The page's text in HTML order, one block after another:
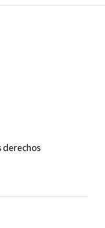
derechos